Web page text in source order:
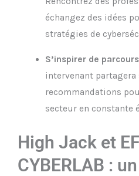
échangez des idées
stratégies de
S’inspirer de
intervenant partagera
recommandations
secteur en constante
High Jack et
CYBERLAB :